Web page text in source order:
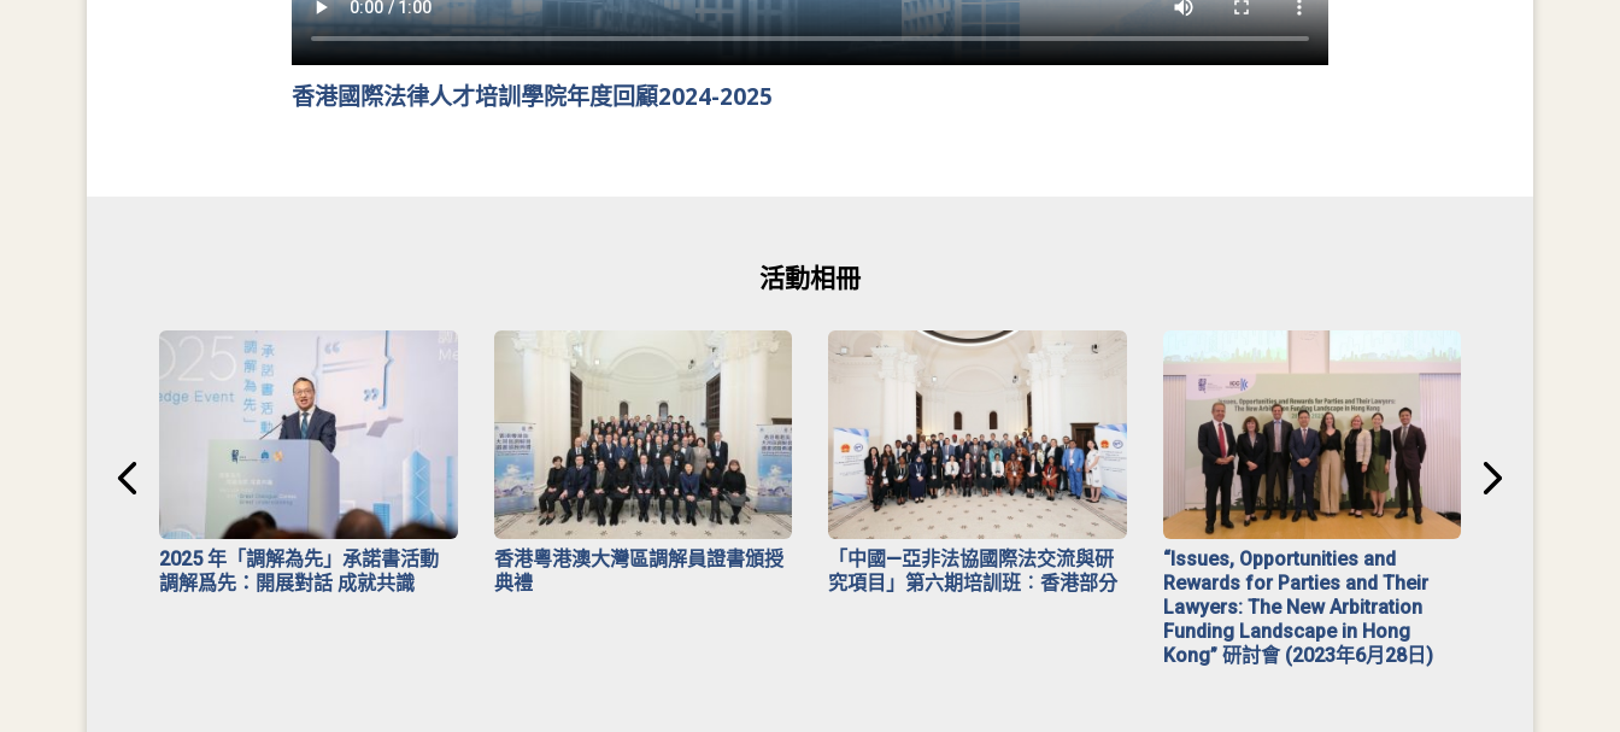
香港國際法律人才培訓學院年度回顧2024-2025
活動相冊
2025 年「調解為先」承諾書活動
調解爲先：開展對話 成就共識
香港粵港澳大灣區調解員證書頒授
典禮
「中國—亞非法協國際法交流與研
究項目」第六期培訓班︰香港部分
“Issues, Opportunities and
Rewards for Parties and Their
Lawyers: The New Arbitration
Funding Landscape in Hong
Kong” 研討會 (2023年6月28日)